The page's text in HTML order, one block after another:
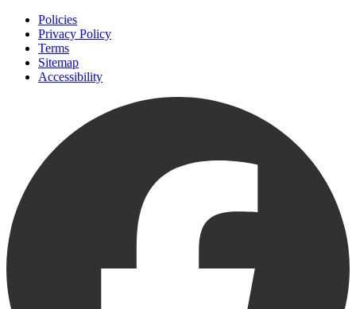
Policies
Privacy Policy
Terms
Sitemap
Accessibility